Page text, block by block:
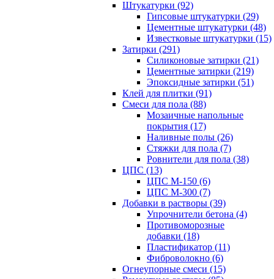
Штукатурки (92)
Гипсовые штукатурки (29)
Цементные штукатурки (48)
Известковые штукатурки (15)
Затирки (291)
Силиконовые затирки (21)
Цементные затирки (219)
Эпоксидные затирки (51)
Клей для плитки (91)
Смеси для пола (88)
Мозаичные напольные
покрытия (17)
Наливные полы (26)
Стяжки для пола (7)
Ровнители для пола (38)
ЦПС (13)
ЦПС М-150 (6)
ЦПС М-300 (7)
Добавки в растворы (39)
Упрочнители бетона (4)
Противоморозные
добавки (18)
Пластификатор (11)
Фиброволокно (6)
Огнеупорные смеси (15)